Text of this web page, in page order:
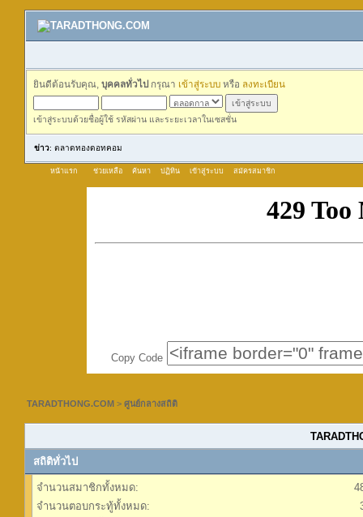
ยินดีต้อนรับคุณ, บุคคลทั่วไป กรุณา เข้าสู่ระบบ หรือ ลงทะเบียน
เข้าสู่ระบบด้วยชื่อผู้ใช้ รหัสผ่าน และระยะเวลาในเซสชั่น
ข่าว: ตลาดทองดอทคอม
หน้าแรก ช่วยเหลือ ค้นหา ปฏิทิน เข้าสู่ระบบ สมัครสมาชิก
Copy Code
TARADTHONG.COM > ศูนย์กลางสถิติ
สถิติทั่วไป
จำนวนสมาชิกทั้งหมด:
จำนวนตอบกระทู้ทั้งหมด: